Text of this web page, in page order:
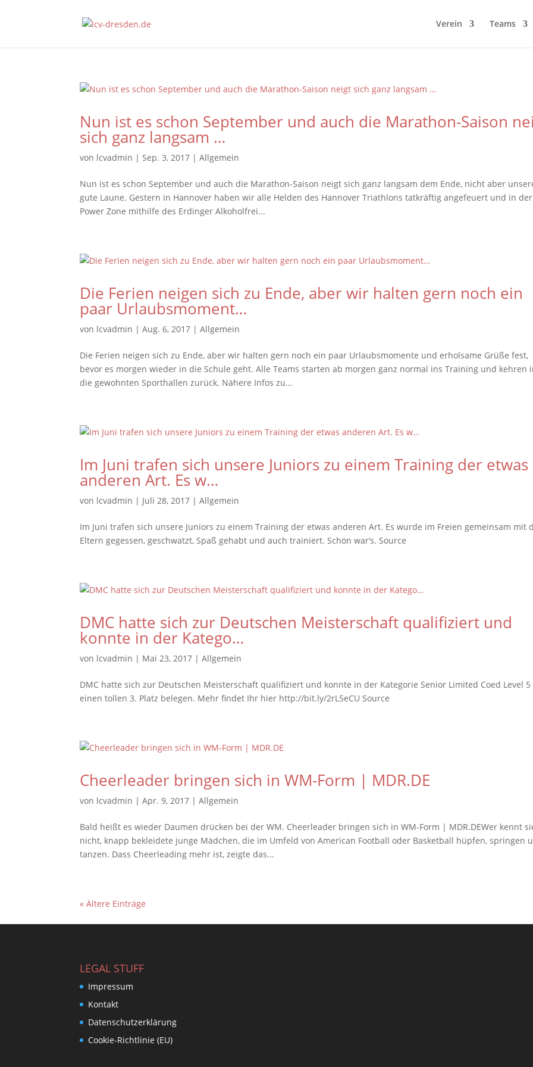
Verein Teams
Nun ist es schon September und auch die Marathon-Saison
sich ganz langsam …
von lcvadmin |Sep. 3, 2017 |Allgemein
Nun ist es schon September und auch die Marathon-Saison neigt sich ganz langsam dem Ende, nicht aber
gute Laune. Gestern in Hannover haben wir alle Helden des Hannover Triathlons tatkräftig angefeuert und in der
Power Zone mithilfe des Erdinger Alkoholfrei...
Die Ferien neigen sich zu Ende, aber wir halten gern noch ein
paar Urlaubsmoment…
von lcvadmin |Aug. 6, 2017 |Allgemein
Die Ferien neigen sich zu Ende, aber wir halten gern noch ein paar Urlaubsmomente und erholsame Grüße fest,
bevor es morgen wieder in die Schule geht. Alle Teams starten ab morgen ganz normal ins Training und kehren
die gewohnten Sporthallen zurück. Nähere Infos zu...
Im Juni trafen sich unsere Juniors zu einem Training der etwas
anderen Art. Es w…
von lcvadmin | Juli 28, 2017 |Allgemein
Im Juni trafen sich unsere Juniors zu einem Training der etwas anderen Art. Es wurde im Freien gemeinsam mit
Eltern gegessen, geschwatzt, Spaß gehabt und auch trainiert. Schön war’s. Source
DMC hatte sich zur Deutschen Meisterschaft qualifiziert und
konnte in der Katego…
von lcvadmin | Mai 23, 2017 |Allgemein
DMC hatte sich zur Deutschen Meisterschaft qualifiziert und konnte in der Kategorie Senior Limited Coed Level 5
einen tollen 3. Platz belegen. Mehr findet Ihr hier http://bit.ly/2rL5eCU Source
Cheerleader bringen sich in WM-Form | MDR.DE
von lcvadmin |Apr. 9, 2017 |Allgemein
Bald heißt es wieder Daumen drücken bei der WM. Cheerleader bringen sich in WM-Form | MDR.DEWer kennt
nicht, knapp bekleidete junge Mädchen, die im Umfeld von American Football oder Basketball hüpfen, springen
tanzen. Dass Cheerleading mehr ist, zeigte das...
« Ältere Einträge
LEGAL STUFF
Impressum
Kontakt
Datenschutzerklärung
Cookie-Richtlinie (EU)